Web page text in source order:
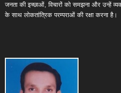
जनता की इच्छाओं, विचारों को समझना और उन्हें
के साथ लोकतांत्रिक परम्पराओं की रक्षा करना है।